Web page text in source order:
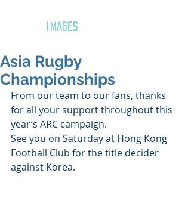
IMAGES
Asia Rugby
Championships
From our team to our fans, thanks
for all your support throughout this
year’s ARC campaign.
See you on Saturday at Hong Kong
Football Club for the title decider
against Korea.